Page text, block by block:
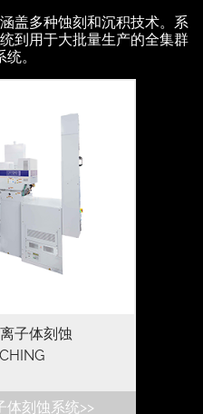
盖多种蚀刻和沉积技术。系
到用于大批量生产的全集群
。
、低损伤加工、出色
制底层直流偏置
子体刻蚀
体刻蚀系统>>